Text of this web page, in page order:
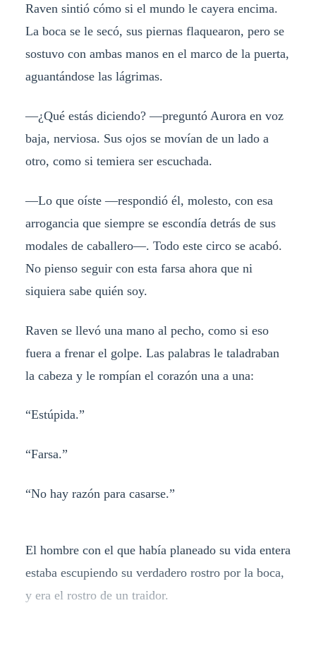
Raven sintió cómo si el mundo le cayera encima.
La boca se le secó, sus piernas flaquearon, pero se
sostuvo con ambas manos en el marco de la puerta,
aguantándose las lágrimas.
—¿Qué estás diciendo? —preguntó Aurora en voz
baja, nerviosa. Sus ojos se movían de un lado a
otro, como si temiera ser escuchada.
—Lo que oíste —respondió él, molesto, con esa
arrogancia que siempre se escondía detrás de sus
modales de caballero—. Todo este circo se acabó.
No pienso seguir con esta farsa ahora que ni
siquiera sabe quién soy.
Raven se llevó una mano al pecho, como si eso
fuera a frenar el golpe. Las palabras le taladraban
la cabeza y le rompían el corazón una a una:
“Estúpida.”
“Farsa.”
“No hay razón para casarse.”
El hombre con el que había planeado su vida entera
estaba escupiendo su verdadero rostro por la boca,
y era el rostro de un traidor.